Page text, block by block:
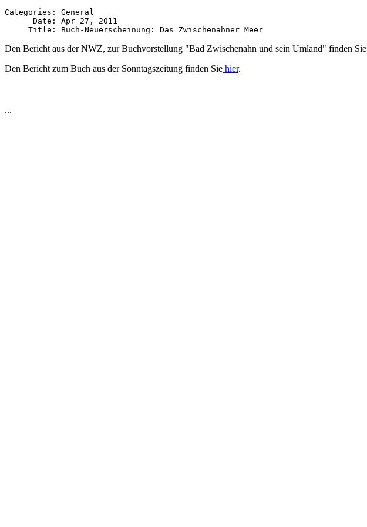
Categories: General
      Date: Apr 27, 2011
Den Bericht aus der NWZ, zur Buchvorstellung "Bad Zwischenahn und sein Umland" finden Sie
Den Bericht zum Buch aus der Sonntagszeitung finden Sie hier.
...